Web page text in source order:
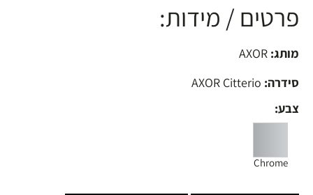
פרטים / מידות:
מותג:
סידרה:
צבע:
Chrome